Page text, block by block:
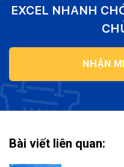
EXCEL NHANH
NHẬN
Bài viết liên quan: